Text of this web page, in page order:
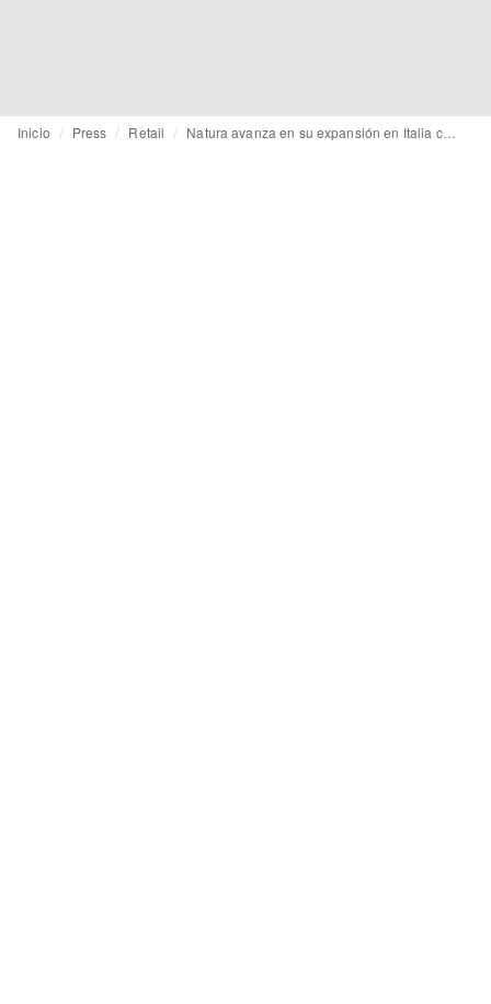
Inicio Press Retail Natura avanza en su expansión en Italia con la apertura de su primera tienda en la Toscana